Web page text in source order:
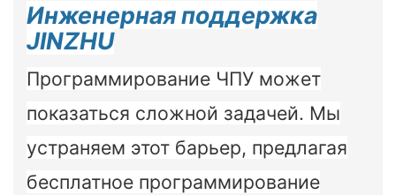
Инженерная поддержка
JINZHU
Программирование ЧПУ может
показаться сложной задачей. Мы
устраняем этот барьер, предлагая
бесплатное программирование